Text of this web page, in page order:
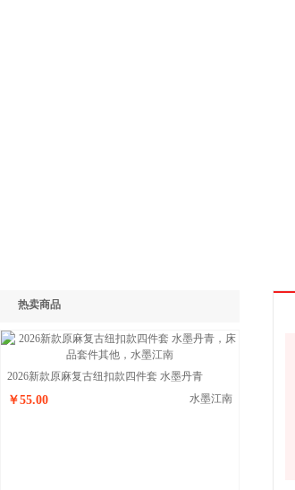
热卖商品
2026新款原麻复古纽扣款四件套 水墨丹青
￥55.00 水墨江南